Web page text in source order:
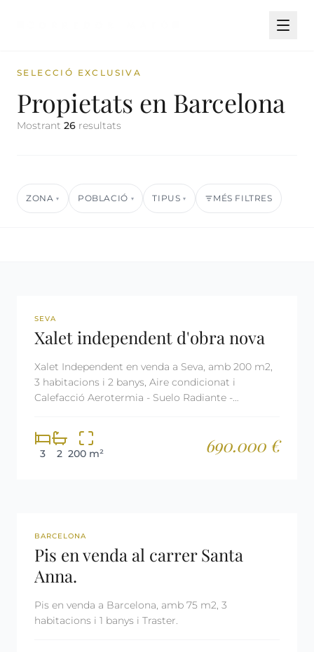
SELECCIÓ EXCLUSIVA
Propietats en Barcelona
Mostrant 26 resultats
ZONA ▾ POBLACIÓ ▾ TIPUS ▾ MÉS FILTRES
REF: 2485
SEVA
Xalet independent d'obra nova
Xalet Independent en venda a Seva, amb 200 m2,
3 habitacions i 2 banys, Aire condicionat i
Calefacció Aerotermia - Suelo Radiante -
3 2 200 m² 690.000 €
REF: 2998
BARCELONA
Pis en venda al carrer Santa
Anna.
Pis en venda a Barcelona, amb 75 m2, 3
habitacions i 1 banys i Traster.